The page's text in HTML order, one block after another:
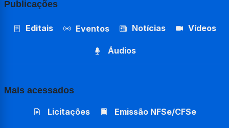
Publicações
Editais Eventos Notícias Vídeos
Áudios
Mais acessados
Licitações Emissão NFSe/CFSe